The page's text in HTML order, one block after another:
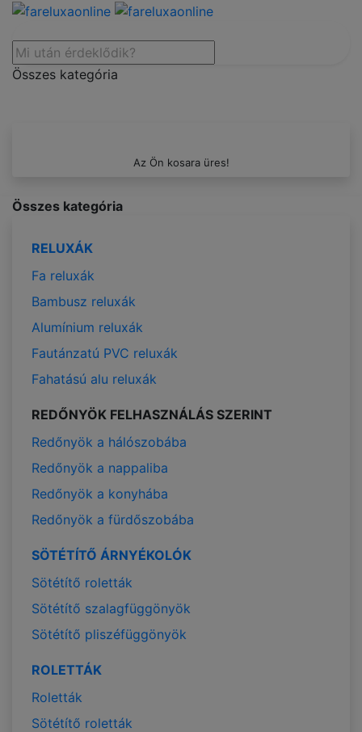
Összes kategória
Az Ön kosara üres!
Összes kategória
RELUXÁK
Fa reluxák
Bambusz reluxák
Alumínium reluxák
Fautánzatú PVC reluxák
Fahatású alu reluxák
REDŐNYÖK FELHASZNÁLÁS SZERINT
Redőnyök a hálószobába
Redőnyök a nappaliba
Redőnyök a konyhába
Redőnyök a fürdőszobába
SÖTÉTÍTŐ ÁRNYÉKOLÓK
Sötétítő roletták
Sötétítő szalagfüggönyök
Sötétítő pliszéfüggönyök
ROLETTÁK
Roletták
Sötétítő roletták